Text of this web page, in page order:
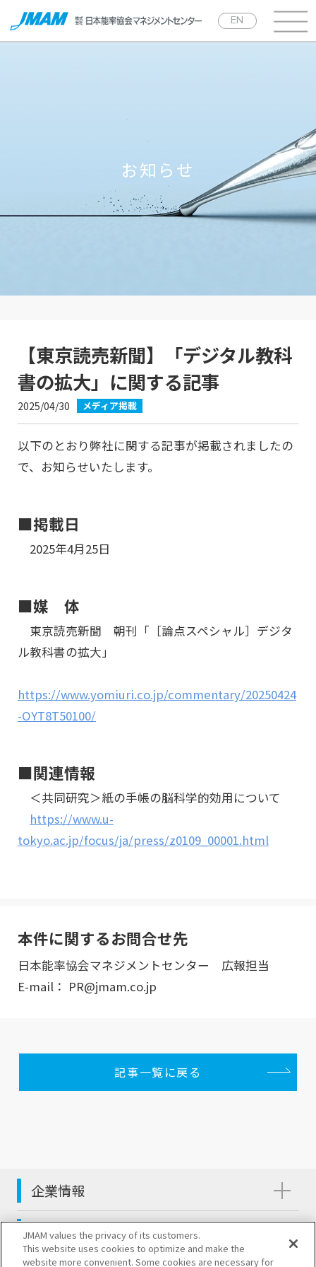
EN
お知らせ
【東京読売新聞】「デジタル教科
書の拡大」に関する記事
2025/04/30 メディア掲載
以下のとおり弊社に関する記事が掲載されましたの
で、お知らせいたします。
■掲載日
2025年4月25日
■媒 体
東京読売新聞 朝刊「［論点スペシャル］デジタ
ル教科書の拡大」
https://www.yomiuri.co.jp/commentary/20250424
-OYT8T50100/
■関連情報
＜共同研究＞紙の手帳の脳科学的効用について
https://www.u-
tokyo.ac.jp/focus/ja/press/z0109_00001.html
本件に関するお問合せ先
日本能率協会マネジメントセンター 広報担当
E-mail： PR@jmam.co.jp
記事一覧に戻る
企業情報
サステナビリティ
JMAM values the privacy of its customers.
This website uses cookies to optimize and make the
website more convenient. Some cookies are necessary for